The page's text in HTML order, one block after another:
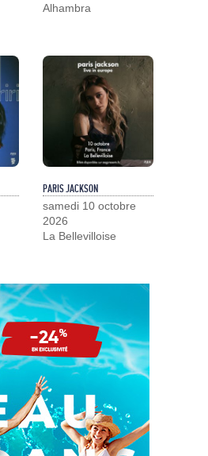
Alhambra
PARIS JACKSON
samedi 10 octobre
2026
La Bellevilloise